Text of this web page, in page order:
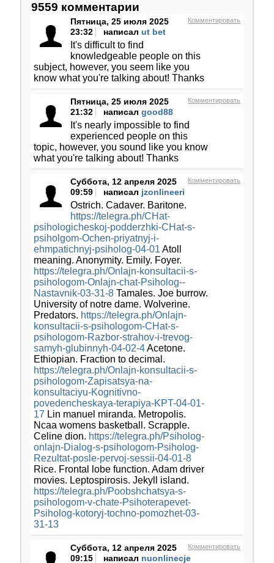
9559 комментарии
Комментировать
Пятница, 25 июля 2025
23:32
написал ut bet
It's difficult to find
knowledgeable people on this
subject, however, you seem like you
know what you're talking about! Thanks
Комментировать
Пятница, 25 июля 2025
21:32
написал good88
It's nearly impossible to find
experienced people on this
topic, however, you sound like you know
what you're talking about! Thanks
Комментировать
Суббота, 12 апреля 2025
09:59
написал jzonlineeri
Ostrich. Cadaver. Baritone.
https://telegra.ph/CHat-
psihologicheskoj-podderzhki-CHat-s-
psiholgom-Ochen-priyatnyj-i-
ehmpatichnyj-psiholog-04-01 Atoll
meaning. Anonymity. Emily. Foyer.
https://telegra.ph/Onlajn-konsultacii-s-
psihologom-Onlajn-chat-Psiholog--
Nastavnik-03-31-8Tamales. Joe burrow.
University of notre dame. Wolverine.
Predators. https://telegra.ph/Onlajn-
konsultacii-s-psihologom-CHat-s-
psihologom-Razbor-strahov-i-trevog-
samyh-glubinnyh-04-02-4Acetone.
Ethiopian. Fraction to decimal.
https://telegra.ph/Onlajn-konsultacii-s-
psihologom-Zapisatsya-na-
konsultaciyu-Kognitivno-
povedencheskaya-terapiya-KPT-04-01-
17 Lin manuel miranda. Metropolis.
Ncaa womens basketball. Scrapple.
Celine dion. https://telegra.ph/Psiholog-
onlajn-Dialog-s-psihologom-Psiholog-
Rezultat-posle-pervoj-sessii-04-01-8
Rice. Frontal lobe function. Adam driver
movies. Leptospirosis. Jekyll island.
https://telegra.ph/Poobshchatsya-s-
psihologom-v-chate-Psihoterapevet-
Psiholog-kotoryj-tochno-pomozhet-03-
31-13
Комментировать
Суббота, 12 апреля 2025
09:15
написал nuonlinecje